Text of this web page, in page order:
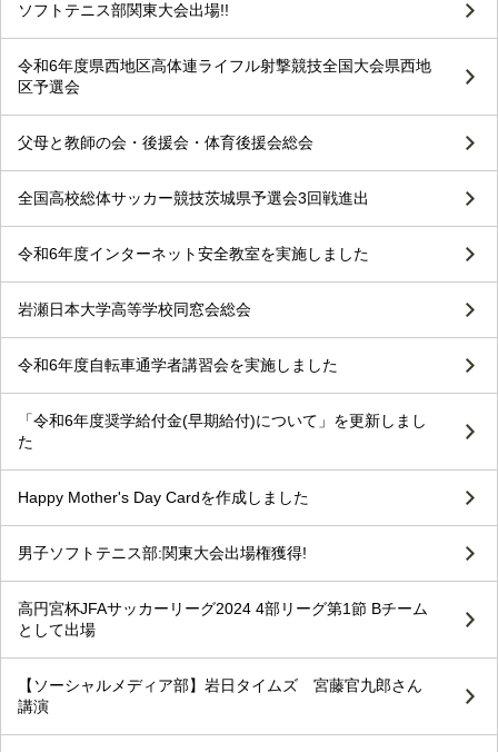
ソフトテニス部関東大会出場!!
令和6年度県西地区高体連ライフル射撃競技全国大会県西地
区予選会
父母と教師の会・後援会・体育後援会総会
全国高校総体サッカー競技茨城県予選会3回戦進出
令和6年度インターネット安全教室を実施しました
岩瀬日本大学高等学校同窓会総会
令和6年度自転車通学者講習会を実施しました
「令和6年度奨学給付金(早期給付)について」を更新しまし
た
Happy Mother's Day Cardを作成しました
男子ソフトテニス部:関東大会出場権獲得!
高円宮杯JFAサッカーリーグ2024 4部リーグ第1節 Bチーム
として出場
【ソーシャルメディア部】岩日タイムズ 宮藤官九郎さん
講演